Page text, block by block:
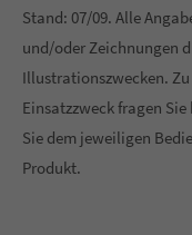
Stand: 07/09. Alle
und/oder Zeichnungen
Illustrationszwecken.
Einsatzzweck fragen
Sie dem jeweiligen
Produkt.